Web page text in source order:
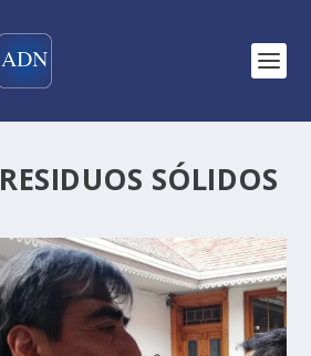
RESIDUOS SÓLIDOS